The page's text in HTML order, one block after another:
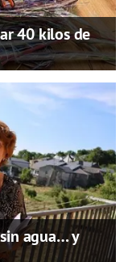
40 kilos de
agua… y